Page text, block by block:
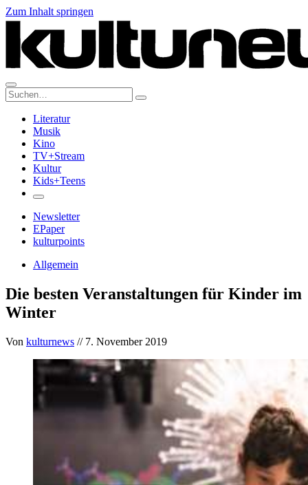
Zum Inhalt springen
Suche:
Literatur
Musik
Kino
TV+Stream
Kultur
Kids+Teens
Newsletter
EPaper
kulturpoints
Allgemein
Die besten Veranstaltungen für Kinder im
Winter
Von kulturnews // 7. November 2019